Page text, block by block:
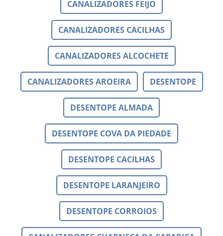
CANALIZADORES FEIJO
CANALIZADORES CACILHAS
CANALIZADORES ALCOCHETE
CANALIZADORES AROEIRA DESENTOPE
DESENTOPE ALMADA
DESENTOPE COVA DA PIEDADE
DESENTOPE CACILHAS
DESENTOPE LARANJEIRO
DESENTOPE CORROIOS